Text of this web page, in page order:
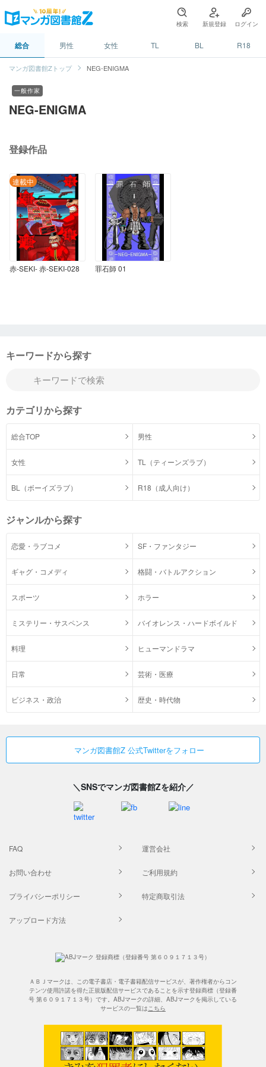
検索 新規登録 ログイン
総合 男性 女性 TL BL R18
マンガ図書館Zトップ NEG-ENIGMA
一般作家
NEG-ENIGMA
登録作品
連載中
赤-SEKI- 赤-SEKI-028 罪石師 01
キーワードから探す
カテゴリから探す
総合TOP 男性
女性 TL（ティーンズラブ）
BL（ボーイズラブ） R18（成人向け）
ジャンルから探す
恋愛・ラブコメ SF・ファンタジー
ギャグ・コメディ 格闘・バトルアクション
スポーツ ホラー
ミステリー・サスペンス バイオレンス・ハードボイルド
料理 ヒューマンドラマ
日常 芸術・医療
ビジネス・政治 歴史・時代物
マンガ図書館Z 公式Twitterをフォロー
＼SNSでマンガ図書館Zを紹介／
FAQ 運営会社
お問い合わせ ご利用規約
プライバシーポリシー 特定商取引法
アップロード方法
ＡＢＪマークは、この電子書店・電子書籍配信サービスが、著作権者からコン
テンツ使用許諾を得た正規版配信サービスであることを示す登録商標（登録番
号 第６０９１７１３号）です。ABJマークの詳細、ABJマークを掲示している
サービスの一覧はこちら